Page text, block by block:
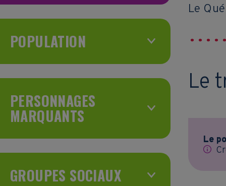
POPULATION
PERSONNAGES
MARQUANTS
GROUPES SOCIAUX
Le
Le
Le